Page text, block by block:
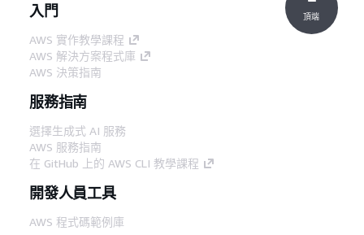
入門
AWS 實作教學課程
AWS 解決方案程式庫
AWS 決策指南
服務指南
選擇生成式 AI 服務
AWS 服務指南
在 GitHub 上的 AWS CLI 教學課程
開發人員工具
AWS 程式碼範例庫
頂端